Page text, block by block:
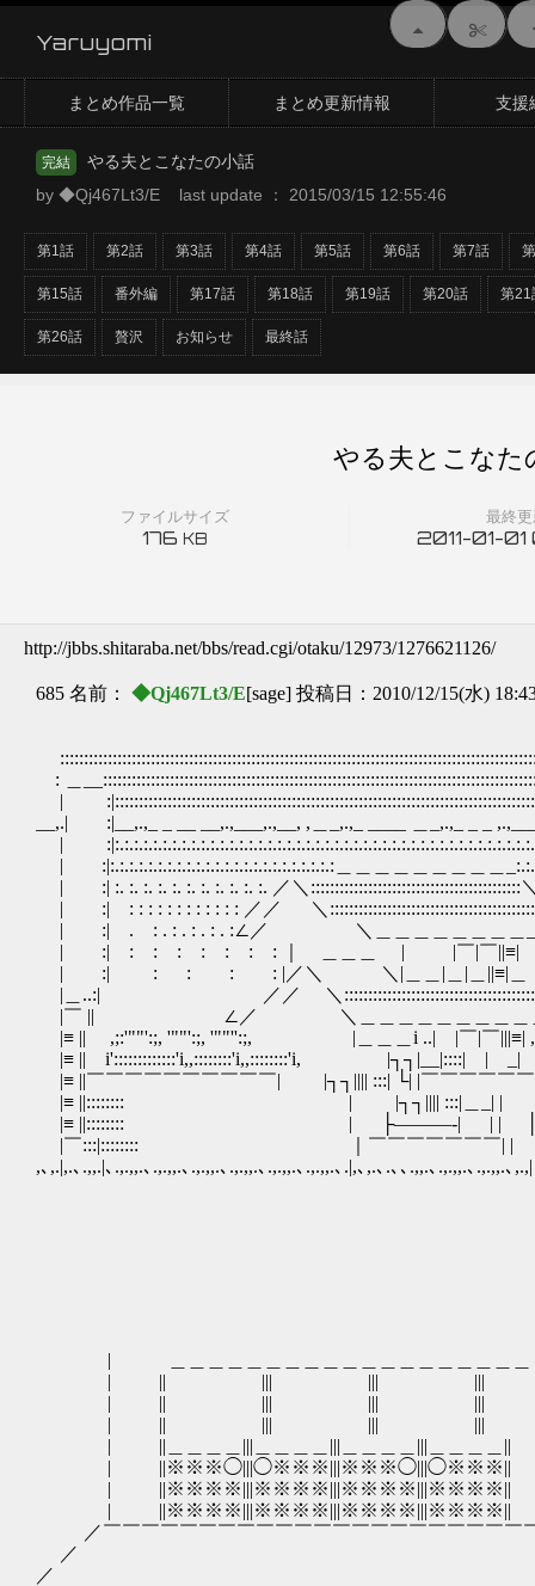
Yaruyomi
まとめ作品一覧 まとめ更新情報 支援
完結
やる夫とこなたの小話
by ◆Qj467Lt3/E last update ： 2015/03/15 12:55:46
第1話 第2話 第3話 第4話 第5話 第6話 第7話
第15話 番外編 第17話 第18話 第19話 第20話 第21
第26話 贅沢 お知らせ 最終話
ファイルサイズ
176 KB
最終
2011-01-
やる夫とこなた
http://jbbs.shitaraba.net/bbs/read.cgi/otaku/12973/1276621126/
685 名前： ◆Qj467Lt3/E[sage] 投稿日：2010/12/15(水)
: ＿
|
__,.| :|__,.,_ _ __ __,.,___,.,__, ,＿_,.,_ ____ ＿_,.,_ _ _
|
| :|:.:.:.:.:.:.:.:.:.:.:.:.:.:.:.:.:.:.:.:.:.:.:.:＿＿＿＿＿＿＿＿＿
| :| :. :. :. :. :. :. :. :. :. :. :. ／＼::::::::::::::::::::::::::::::::::::::::::::＼
| :| : : : : : : : : : : : : ／／ ＼::::::::::::::::::::::::::::::::::::::::::::
| :| . : . : . : . : . :∠／ ＼＿＿＿＿＿＿＿＿_＼
| :| : : : : : : : ｜ ＿＿＿ | |￣|￣
| :| : : : : |／＼ ＼|＿＿|＿|＿||≡|＿
|＿..:| ／／ ＼
|￣ || ∠／ ＼＿＿＿＿＿＿＿＿＿＿＿
|≡ || ,;:'""':;, '""':;, '""'':;, |＿＿＿i ..| |￣|￣|||≡|
|≡ || i':::::::::::::'i,,::::::::'i,,::::::::'i, |┐┐|__|::::| | _|
|≡ ||￣￣￣￣￣￣￣￣￣￣| |┐┐|||| :::| └| |￣￣￣￣￣
|≡ ||:::::::: | |┐┐|||| :::|＿_| | ＿
|≡ ||:::::::: | ├―――‐| | | │入
|￣:::|:::::::: ｜￣￣￣￣￣￣￣| |
,､,.|,.､.,,.|､.,.,,.､.,.,,.､.,.,,.､.,.,,.､.,.,,.､.,.,,.､.|,､,.､.､､.,,.､.,.,,.､.,.,,.､
| ＿＿＿＿＿＿＿＿＿＿＿＿＿＿＿＿
| || ||| ||| ||| ||
| || ||| ||| |||
| || ||| ||| |||
| ||＿＿＿＿|||＿＿＿＿|||＿＿＿＿|||＿＿＿＿||
| ||※※※◯|||◯※※※|||※※※◯|||◯※※※|| |＝
| ||※※※※|||※※※※|||※※※※|||※※※※||
| ||※※※※|||※※※※|||※※※※|||※※※※||
／￣￣￣￣￣￣￣￣￣￣￣￣￣￣￣￣￣￣￣￣￣
／
／